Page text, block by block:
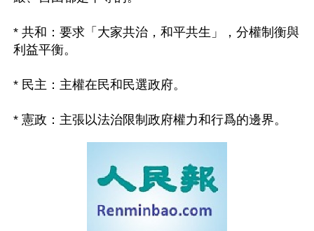
* 共和：要求「大家共治，和平共生」，分權制衡與
利益平衡。
* 民主：主權在民和民選政府。
* 憲政：主張以法治限制政府權力和行爲的邊界。